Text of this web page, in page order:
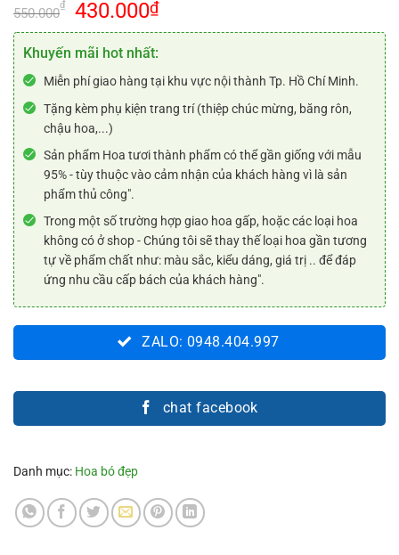
550.000
₫
Giá
gốc
là:
550.000₫.
430.000₫Giá
hiện
tại
là:
430.000₫.
Khuyến mãi hot nhất:
Miễn phí giao hàng tại khu vực nội thành Tp. Hồ Chí Minh.
Tặng kèm phụ kiện trang trí (thiệp chúc mừng, băng rôn,
chậu hoa,...)
Sản phẩm Hoa tươi thành phẩm có thể gần giống với mẫu
95% - tùy thuộc vào cảm nhận của khách hàng vì là sản
phẩm thủ công".
Trong một số trường hợp giao hoa gấp, hoặc các loại hoa
không có ở shop - Chúng tôi sẽ thay thế loại hoa gần tương
tự về phẩm chất như: màu sắc, kiểu dáng, giá trị .. để đáp
ứng nhu cầu cấp bách của khách hàng".
ZALO: 0948.404.997
chat facebook
Danh mục: Hoa bó đẹp